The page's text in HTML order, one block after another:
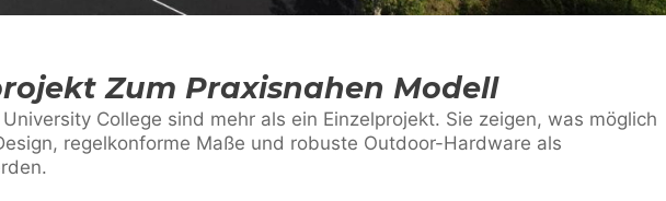
Zum Praxisnahen Modell
College sind mehr als ein Einzelprojekt. Sie zeigen, was möglich
regelkonforme Maße und robuste Outdoor-Hardware als